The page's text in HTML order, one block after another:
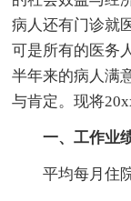
病人还有门诊就
可是所有的医务
半年来的病人满
与肯定。现将
一、工作业
平均每月住